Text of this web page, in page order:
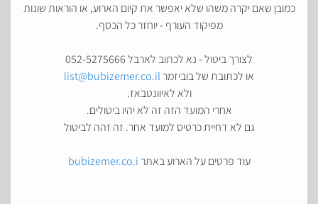
כמובן שאם יקרה משהו שלא יאפשר את קיום הארוע, או הוראות שונות
מפיקוד העורף - יוחזר כל הכסף.
לצורך ביטול - נא לכתוב לארבל 052-5275666
או לכתובת של בוביזמרlist@bubizemer.co.il
ולא לאיוונטבאז.
אחרי המועד הזה זה לא יהיו ביטולים.
גם לא דחיית כרטיס למועד אחר. זה זהה לביטול
עוד פרטים על הארוע באתרbubizemer.co.i